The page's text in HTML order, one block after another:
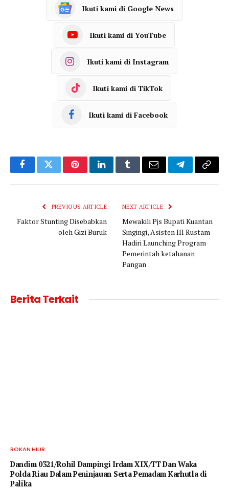
Ikuti kami di Google News
Ikuti kami di YouTube
Ikuti kami di Instagram
Ikuti kami di TikTok
Ikuti kami di Facebook
FacebookTwitterPinterestLinkedInTumblrEmail TelegramCopy
PREVIOUS ARTICLE
Faktor Stunting Disebabkan
oleh Gizi Buruk
NEXT ARTICLE
Mewakili Pjs Bupati Kuantan
Singingi, Asisten III Rustam
Hadiri Launching Program
Pemerintah ketahanan
Pangan
Berita Terkait
ROKAN HILIR
Dandim 0321/Rohil Dampingi Irdam XIX/TT Dan Waka
Polda Riau Dalam Peninjauan Serta Pemadam Karhutla di
Palika